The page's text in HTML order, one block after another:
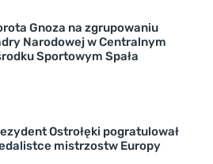
Gnoza na zgrupowaniu
Narodowej w Centralnym
Sportowym Spała
Ostrołęki pogratulował
mistrzostw Europy